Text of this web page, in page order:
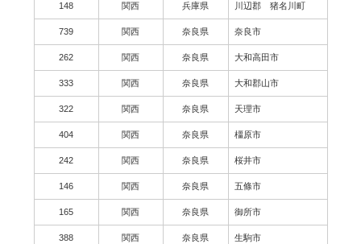
148 関西 兵庫県 川辺郡 猪名川町
739 関西 奈良県 奈良市
262 関西 奈良県 大和高田市
333 関西 奈良県 大和郡山市
322 関西 奈良県 天理市
404 関西 奈良県 橿原市
242 関西 奈良県 桜井市
146 関西 奈良県 五條市
165 関西 奈良県 御所市
388 関西 奈良県 生駒市